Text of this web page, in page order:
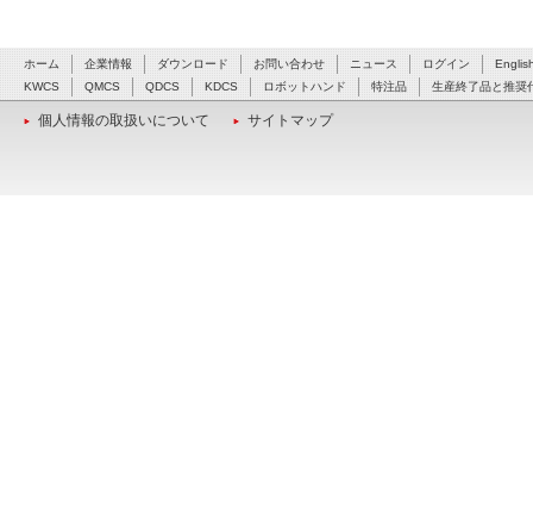
ホーム 企業情報 ダウンロード お問い合わせ ニュース ログイン
KWCS
QMCS QDCS KDCS ロボットハンド 特注品 生産終了品と推奨
個人情報の取扱いについて サイトマップ